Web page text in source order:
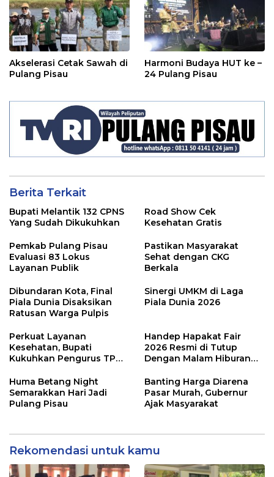
Akselerasi Cetak Sawah di
Pulang Pisau
Harmoni Budaya HUT ke –
24 Pulang Pisau
Berita Terkait
Bupati Melantik 132 CPNS
Yang Sudah Dikukuhkan
Road Show Cek
Kesehatan Gratis
Pemkab Pulang Pisau
Evaluasi 83 Lokus
Layanan Publik
Pastikan Masyarakat
Sehat dengan CKG
Berkala
Dibundaran Kota, Final
Piala Dunia Disaksikan
Ratusan Warga Pulpis
Sinergi UMKM di Laga
Piala Dunia 2026
Perkuat Layanan
Kesehatan, Bupati
Kukuhkan Pengurus TP
Handep Hapakat Fair
2026 Resmi di Tutup
Dengan Malam Hiburan
Huma Betang Night
Semarakkan Hari Jadi
Pulang Pisau
Banting Harga Diarena
Pasar Murah, Gubernur
Ajak Masyarakat
Rekomendasi untuk kamu